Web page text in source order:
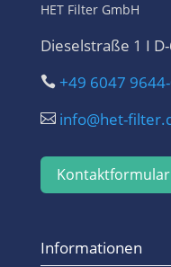
HET Filter GmbH
Dieselstraße 1 I
 +49 6047
 info@het-
Kontaktformular
Informationen